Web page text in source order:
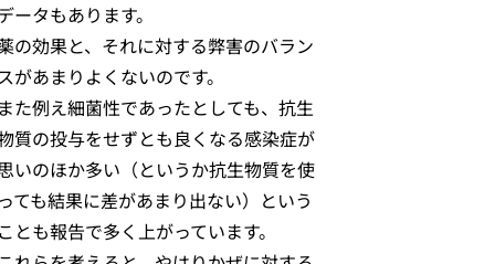
ータもあります。
の効果と、それに対する弊害のバラン
があまりよくないのです。
た例え細菌性であったとしても、抗生
質の投与をせずとも良くなる感染症が
いのほか多い（というか抗生物質を使
ても結果に差があまり出ない）という
とも報告で多く上がっています。